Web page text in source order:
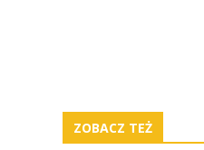
ZOBACZ TEŻ